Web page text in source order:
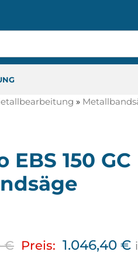
»
EBS 150 GC
€ Preis: 1.046,40 €